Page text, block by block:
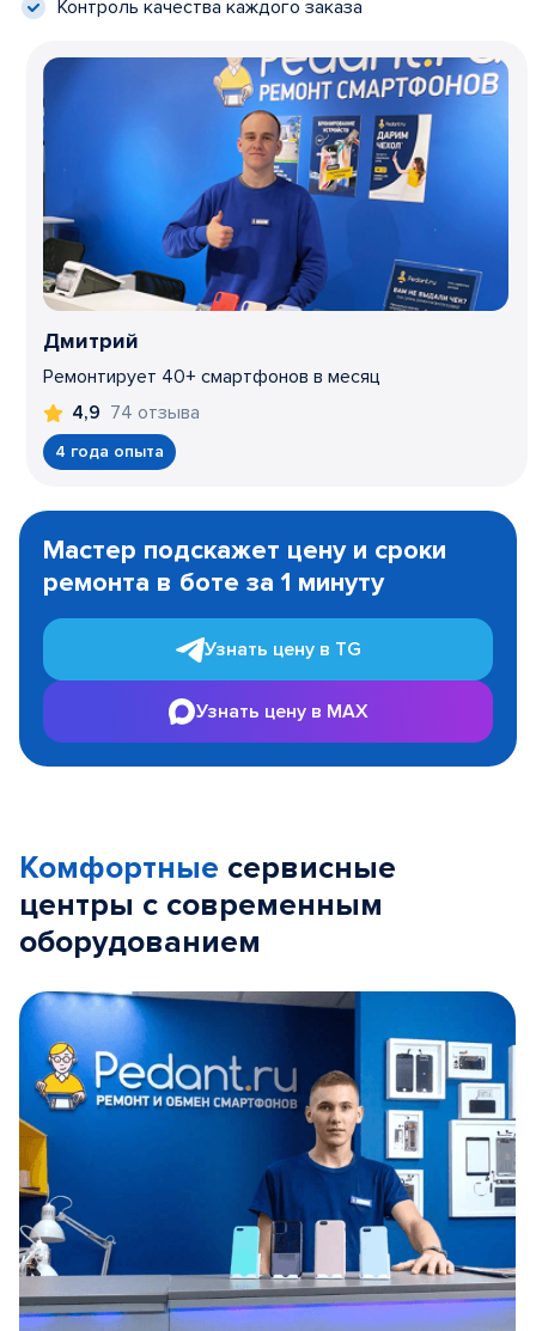
Контроль качества каждого заказа
Дмитрий
Ремонтирует 40+ смартфонов в месяц
4,9 74 отзыва
4 года опыта
1
Мастер подскажет цену и сроки
ремонта в боте за 1 минуту
Узнать цену в TG
Узнать цену в MAX
Комфортные сервисные
центры с современным
оборудованием